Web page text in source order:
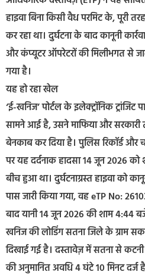
हाइवा बिना किसी वैध परमिट के, पूरी
कर रहा था। दुर्घटना के बाद कानूनी
और कंप्यूटर ऑपरेटरों की मिलीभगत से
गया है।
यह हो रहा खेल
‘ई-खनिज’ पोर्टल के इलेक्ट्रॉनिक
सामने आई है, उसने माफिया और सरकारी
बेनकाब कर दिया है। पुलिस रिकॉर्ड और
पर यह दर्दनाक हादसा 14 जून 2026
बीच हुआ था। दुर्घटनाग्रस्त हाइवा को
पास जारी किया गया, वह eTP No:
बाद यानी 14 जून 2026 की शाम 4:44
खनिज की लोडिंग सतना जिले के ग्राम
दिखाई गई है। दस्तावेज़ में सतना से कटनी
की अनुमानित अवधि 4 घंटे 10 मिनट दर्ज